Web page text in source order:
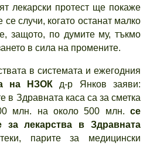
лекарски протест ще покаже
случи, когато останат малко
защото, по думите му, тъкмо
в сила на промените.
в системата и ежегодния
на НЗОК д-р Янков заяви:
в Здравната каса са за сметка
млн. на около 500 млн. се
за лекарства в Здравната
парите за медицински